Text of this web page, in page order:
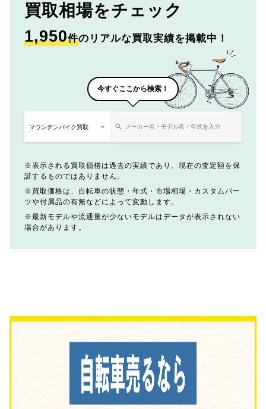
買取相場をチェック
1,950件のリアルな買取実績を掲載中！
今すぐここから検索！
表示される買取価格は過去の実績であり、現在の査定額を保
証するものではありません。
買取価格は、自転車の状態・年式・市場相場・カスタムパー
ツや付属品の有無などによって変動します。
最新モデルや流通量が少ないモデルはデータが表示されない
場合があります。